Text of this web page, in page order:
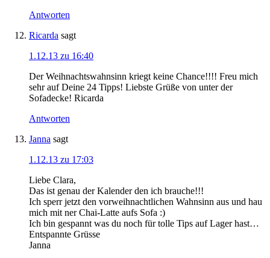
Antworten
Ricarda sagt
1.12.13 zu 16:40
Der Weihnachtswahnsinn kriegt keine Chance!!!! Freu mich
sehr auf Deine 24 Tipps! Liebste Grüße von unter der
Sofadecke! Ricarda
Antworten
Janna sagt
1.12.13 zu 17:03
Liebe Clara,
Das ist genau der Kalender den ich brauche!!!
Ich sperr jetzt den vorweihnachtlichen Wahnsinn aus und hau
mich mit ner Chai-Latte aufs Sofa :)
Ich bin gespannt was du noch für tolle Tips auf Lager hast…
Entspannte Grüsse
Janna